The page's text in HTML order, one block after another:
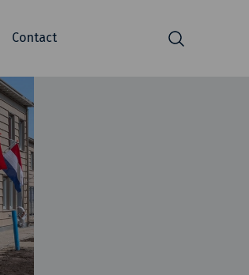
Contact Zoeken